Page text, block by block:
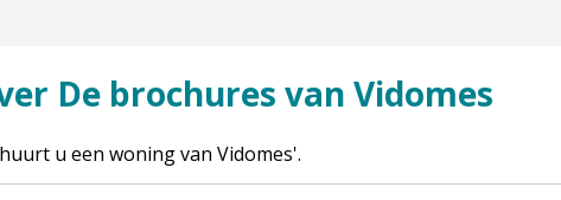
De brochures van Vidomes
u een woning van Vidomes'.